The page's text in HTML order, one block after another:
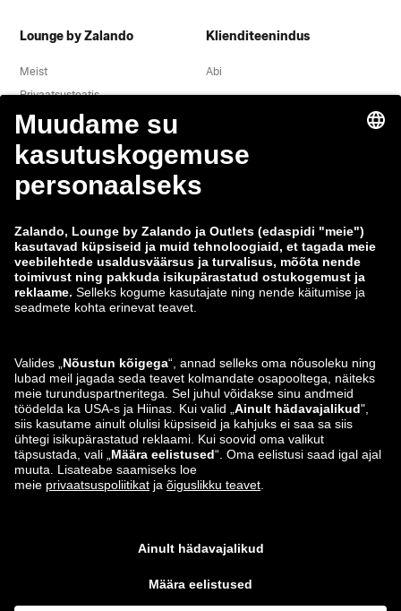
Lounge by Zalando
Meist
Privaatsusteatis
Õigusteave
Tingimused
Taganemine
Töökohad
Teavita haavatavusest
Tooteohutus
Klienditeenindus
Abi
Zalando Grupp
ABOUT YOU
Makseviisid
Leiad meid ka siit Saatmis- ja tarnepartner